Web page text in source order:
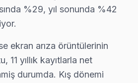
Toshiba ortak platform: bazı
Panel Teknolojisi
Çin merkezli olup ULED (Ultra
Hisense İşlemci Mimarisi
işlemcisi Hisense'in görüntü
%29, yıl sonunda %42
ekran arıza örüntülerinin
11 yıllık kayıtlarla net
durumda. Kış dönemi